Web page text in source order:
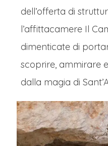
dell’offerta di
l’affittacamere Il
dimenticate di
scoprire, ammirare
dalla magia di